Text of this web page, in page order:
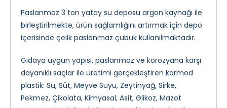
Paslanmaz 3 ton yatay su deposu argon kaynağı ile
birleştirilmekte, ürün sağlamlığını artırmak için depo
içerisinde çelik paslanmaz çubuk kullanılmaktadır.
Gıdaya uygun yapısı, paslanmaz ve korozyana karşı
dayanıklı saçlar ile üretimi gerçekleştiren karmod
plastik: Su, Süt, Meyve Suyu, Zeytinyağ, Sirke,
Pekmez, Çikolata, Kimyasal, Asit, Glikoz, Mazot